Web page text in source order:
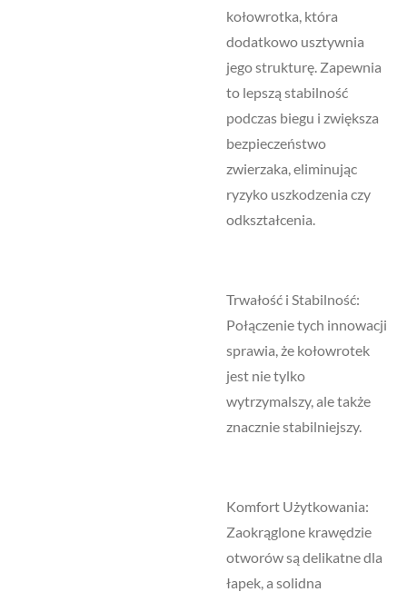
kołowrotka, która
dodatkowo usztywnia
jego strukturę. Zapewnia
to lepszą stabilność
podczas biegu i zwiększa
bezpieczeństwo
zwierzaka, eliminując
ryzyko uszkodzenia czy
odkształcenia.
Trwałość i Stabilność:
Połączenie tych innowacji
sprawia, że kołowrotek
jest nie tylko
wytrzymalszy, ale także
znacznie stabilniejszy.
Komfort Użytkowania:
Zaokrąglone krawędzie
otworów są delikatne dla
łapek, a solidna